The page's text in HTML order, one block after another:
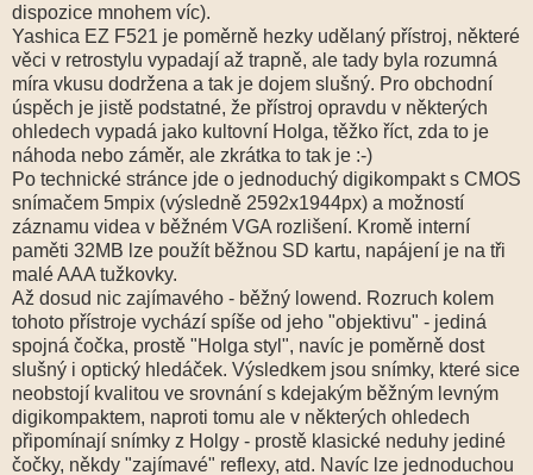
dispozice mnohem víc).
Yashica EZ F521 je poměrně hezky udělaný přístroj, některé
věci v retrostylu vypadají až trapně, ale tady byla rozumná
míra vkusu dodržena a tak je dojem slušný. Pro obchodní
úspěch je jistě podstatné, že přístroj opravdu v některých
ohledech vypadá jako kultovní Holga, těžko říct, zda to je
náhoda nebo záměr, ale zkrátka to tak je :-)
Po technické stránce jde o jednoduchý digikompakt s CMOS
snímačem 5mpix (výsledně 2592x1944px) a možností
záznamu videa v běžném VGA rozlišení. Kromě interní
paměti 32MB lze použít běžnou SD kartu, napájení je na tři
malé AAA tužkovky.
Až dosud nic zajímavého - běžný lowend. Rozruch kolem
tohoto přístroje vychází spíše od jeho "objektivu" - jediná
spojná čočka, prostě "Holga styl", navíc je poměrně dost
slušný i optický hledáček. Výsledkem jsou snímky, které sice
neobstojí kvalitou ve srovnání s kdejakým běžným levným
digikompaktem, naproti tomu ale v některých ohledech
připomínají snímky z Holgy - prostě klasické neduhy jediné
čočky, někdy "zajímavé" reflexy, atd. Navíc lze jednoduchou